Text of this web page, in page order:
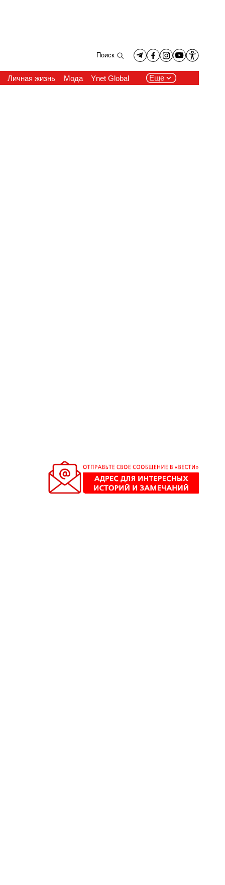
Поиск
Личная жизнь Мода Ynet Global Еще